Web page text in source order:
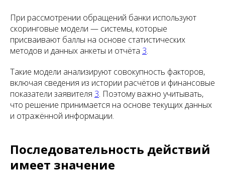
При рассмотрении обращений банки используют
скоринговые модели — системы, которые
присваивают баллы на основе статистических
методов и данных анкеты и отчёта 3.
Такие модели анализируют совокупность факторов,
включая сведения из истории расчётов и финансовые
показатели заявителя 3. Поэтому важно учитывать,
что решение принимается на основе текущих данных
и отражённой информации.
Последовательность действий
имеет значение